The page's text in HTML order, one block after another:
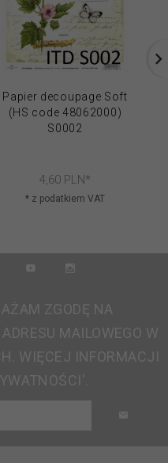
Papier decoupage Soft
(HS code 48062000)
S0002
4,60 PLN*
* z podatkiem VAT
ZGODĘ NA
MAILOWEGO W
WIĘCEJ INFORMACJI